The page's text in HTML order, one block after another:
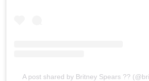
A post shared by Britney Spears ??